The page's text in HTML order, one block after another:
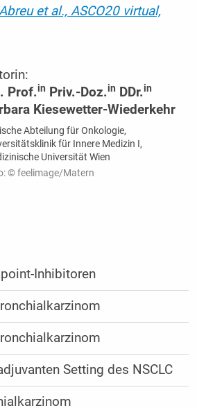
et al., ASCO20 virtual,
Prof.in Priv.-Doz.in DDr.in
Kiesewetter-Wiederkehr
Abteilung für Onkologie,
für Innere Medizin I,
Universität Wien
© feelimage/Matern
Inhibitoren
Setting des NSCLC